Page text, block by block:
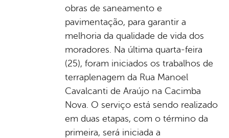
obras de saneamento e
pavimentação, para garantir a
melhoria da qualidade de vida dos
moradores. Na última quarta-feira
(25), foram iniciados os trabalhos de
terraplenagem da Rua Manoel
Cavalcanti de Araújo na Cacimba
Nova. O serviço está sendo realizado
em duas etapas, com o término da
primeira, será iniciada a